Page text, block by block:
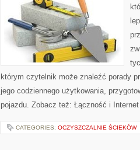
którym czytelnik może znaleźć porady
jego codziennego użytkowania,
pojazdu. Zobacz też: Łączność i
CATEGORIES: OCZYSZCZALNIE ŚCIEKÓW